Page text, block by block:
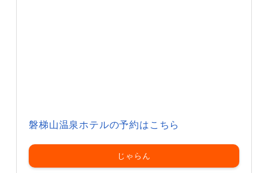
磐梯山温泉ホテルの予約はこちら
じゃらん